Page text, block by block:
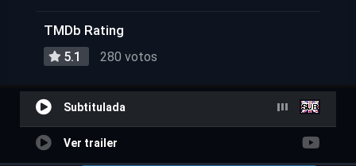
TMDb Rating
5.1 280 votos
Subtitulada
Ver trailer